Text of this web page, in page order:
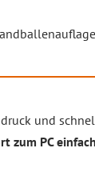
und
zum PC